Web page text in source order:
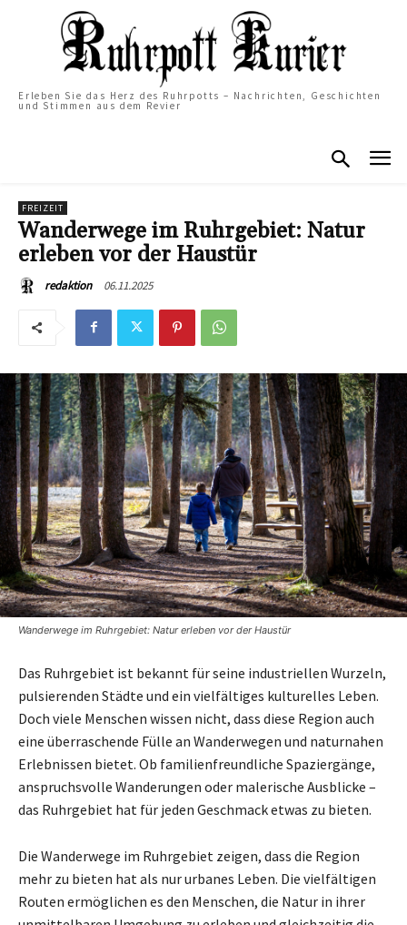
Erleben Sie das Herz des Ruhrpotts – Nachrichten, Geschichten
und Stimmen aus dem Revier
FREIZEIT
Wanderwege im Ruhrgebiet: Natur
erleben vor der Haustür
redaktion 06.11.2025
Wanderwege im Ruhrgebiet: Natur erleben vor der Haustür
Das Ruhrgebiet ist bekannt für seine industriellen Wurzeln,
pulsierenden Städte und ein vielfältiges kulturelles Leben.
Doch viele Menschen wissen nicht, dass diese Region auch
eine überraschende Fülle an Wanderwegen und naturnahen
Erlebnissen bietet. Ob familienfreundliche Spaziergänge,
anspruchsvolle Wanderungen oder malerische Ausblicke –
das Ruhrgebiet hat für jeden Geschmack etwas zu bieten.
Die Wanderwege im Ruhrgebiet zeigen, dass die Region
mehr zu bieten hat als nur urbanes Leben. Die vielfältigen
Routen ermöglichen es den Menschen, die Natur in ihrer